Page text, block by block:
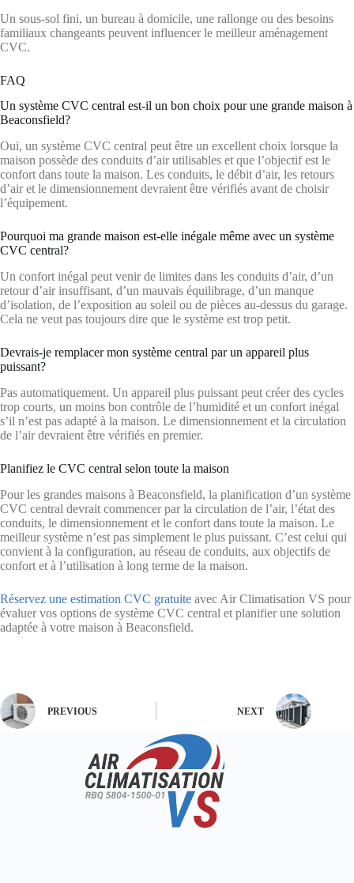
Un sous-sol fini, un bureau à domicile, une rallonge ou des besoins
familiaux changeants peuvent influencer le meilleur aménagement
CVC.
FAQ
Un système CVC central est-il un bon choix pour une grande maison à
Beaconsfield?
Oui, un système CVC central peut être un excellent choix lorsque la
maison possède des conduits d’air utilisables et que l’objectif est le
confort dans toute la maison. Les conduits, le débit d’air, les retours
d’air et le dimensionnement devraient être vérifiés avant de choisir
l’équipement.
Pourquoi ma grande maison est-elle inégale même avec un système
CVC central?
Un confort inégal peut venir de limites dans les conduits d’air, d’un
retour d’air insuffisant, d’un mauvais équilibrage, d’un manque
d’isolation, de l’exposition au soleil ou de pièces au-dessus du garage.
Cela ne veut pas toujours dire que le système est trop petit.
Devrais-je remplacer mon système central par un appareil plus
puissant?
Pas automatiquement. Un appareil plus puissant peut créer des cycles
trop courts, un moins bon contrôle de l’humidité et un confort inégal
s’il n’est pas adapté à la maison. Le dimensionnement et la circulation
de l’air devraient être vérifiés en premier.
Planifiez le CVC central selon toute la maison
Pour les grandes maisons à Beaconsfield, la planification d’un système
CVC central devrait commencer par la circulation de l’air, l’état des
conduits, le dimensionnement et le confort dans toute la maison. Le
meilleur système n’est pas simplement le plus puissant. C’est celui qui
convient à la configuration, au réseau de conduits, aux objectifs de
confort et à l’utilisation à long terme de la maison.
Réservez une estimation CVC gratuite avec Air Climatisation VS pour
évaluer vos options de système CVC central et planifier une solution
adaptée à votre maison à Beaconsfield.
PREVIOUS NEXT